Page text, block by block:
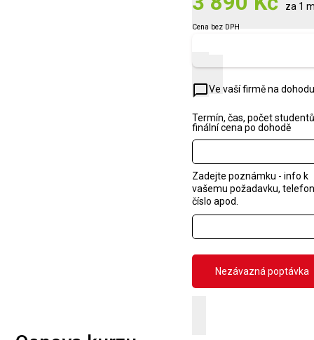
za 1
Cena bez DPH
chat_bubble_outlineVe vaší firmě na
Termín, čas, počet
finální cena po dohodě
Zadejte poznámku - info k
vašemu požadavku,
číslo apod.